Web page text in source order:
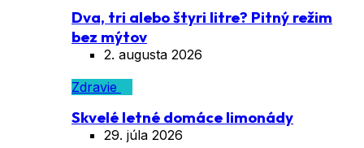
Dva, tri alebo štyri litre? Pitný režim
bez mýtov
2. augusta 2026
Zdravie
Skvelé letné domáce limonády
29. júla 2026